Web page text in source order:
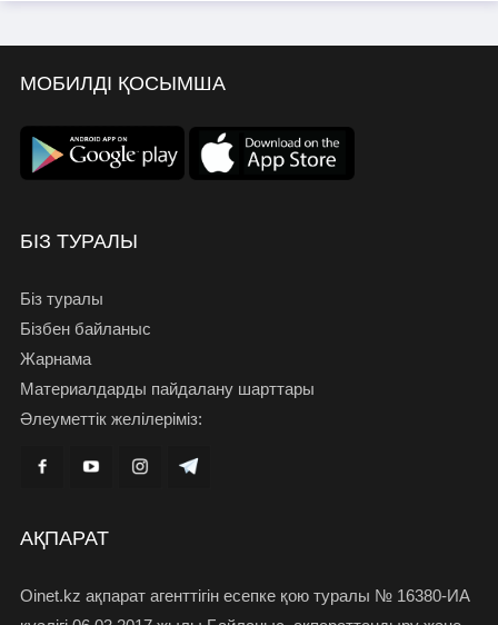
МОБИЛДІ ҚОСЫМША
БІЗ ТУРАЛЫ
Біз туралы
Бізбен байланыс
Жарнама
Материалдарды пайдалану шарттары
Әлеуметтік желілеріміз:
АҚПАРАТ
Oinet.kz ақпарат агенттігін есепке қою туралы № 16380-ИА